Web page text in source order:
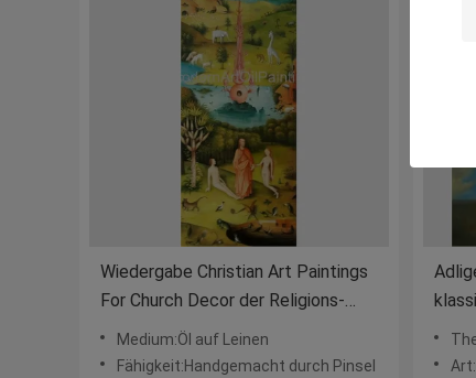
Wiedergabe Christian Art Paintings
For Church Decor der Religions-
Ölgemälde-menschlichen Figur
Medium:Öl auf Leinen
Fähigkeit:Handgemacht durch Pinsel